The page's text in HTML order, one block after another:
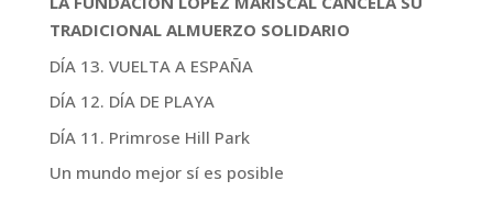
TRADICIONAL ALMUERZO SOLIDARIO
DÍA 13. VUELTA A ESPAÑA
DÍA 12. DÍA DE PLAYA
DÍA 11. Primrose Hill Park
Un mundo mejor sí es posible